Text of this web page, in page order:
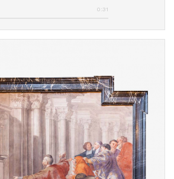
що художник вирішив
ще одну,
Насправді, три руки
святого князя, та
що відчувається в
прикрашена
на
0:31